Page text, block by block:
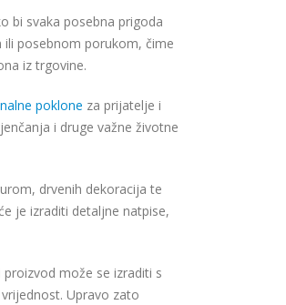
bi svaka posebna prigoda
posebnom porukom, čime
iz trgovine.
poklone za prijatelje i
i druge važne životne
drvenih dekoracija te
je izraditi detaljne natpise,
može se izraditi s
Upravo zato